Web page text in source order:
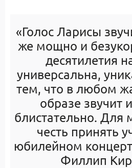
«Голос Ларисы
же мощно и
десятилетия
универсальна,
тем, что в любом
образе звучит
блистательно. Для
честь принять
юбилейном
Филлип